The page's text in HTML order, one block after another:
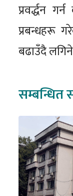
प्रवर्द्धन
प्रबन्धहरू
बढाउँदै
सम्बन्धित